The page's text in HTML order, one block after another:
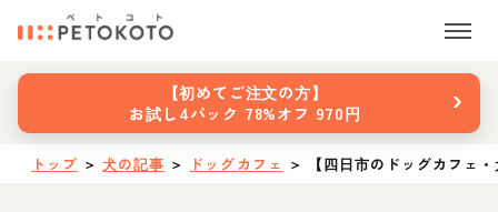
【初めてご注文の方】
お試し4パック 78%オフ 970円
›
トップ ＞ 犬の記事 ＞ ドッグカフェ ＞ 【四日市のドッグカフェ